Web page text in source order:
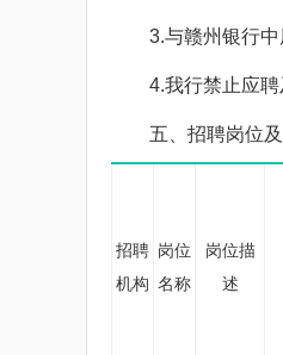
3.与赣州银行中
4.我行禁止应聘
五、招聘岗位及
招聘
机构
岗位
名称
岗位描
述